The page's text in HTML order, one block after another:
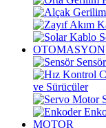
OTOMASYON
Sensör
ve Sürücüler
MOTOR